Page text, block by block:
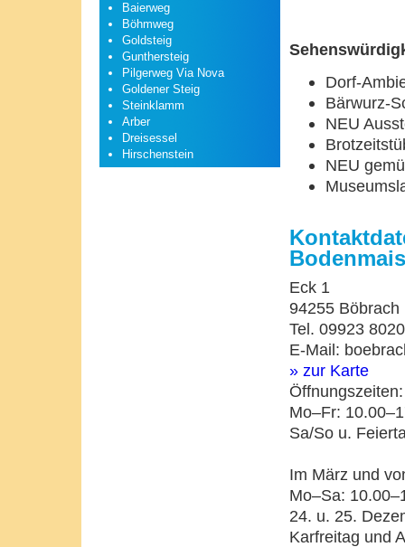
Baierweg
Böhmweg
Goldsteig
Gunthersteig
Pilgerweg Via Nova
Goldener Steig
Steinklamm
Arber
Dreisessel
Hirschenstein
Dorf-
Bärwurz-
NEU
NEU
Bodenmais
Eck 1
94255 Böbrach
Tel. 09923
E-Mail:
» zur Karte
Öffnungszeiten:
Mo–Fr:
Sa/So u.
Im März und
Mo–Sa:
24. u. 25.
Karfreitag und